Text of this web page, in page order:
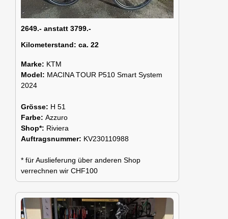
2649.- anstatt 3799.-
Kilometerstand: ca. 22
Marke: KTM
Model: MACINA TOUR P510 Smart System
2024
Grösse: H 51
Farbe: Azzuro
Shop*: Riviera
Auftragsnummer: KV230110988
* für Auslieferung über anderen Shop
verrechnen wir CHF100